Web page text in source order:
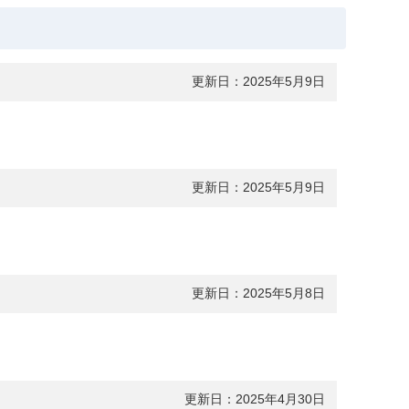
更新日：2025年5月9日
更新日：2025年5月9日
更新日：2025年5月8日
更新日：2025年4月30日